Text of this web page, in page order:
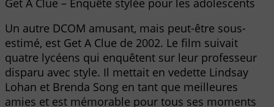
Get A Clue – Enquête stylée pour les adolescents
Un autre DCOM amusant, mais peut-être sous-
estimé, est Get A Clue de 2002. Le film suivait
quatre lycéens qui enquêtent sur leur professeur
disparu avec style. Il mettait en vedette Lindsay
Lohan et Brenda Song en tant que meilleures
amies et est mémorable pour tous ses moments